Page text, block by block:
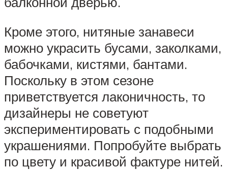
Кроме этого, нитяные занавеси
можно украсить бусами, заколками,
бабочками, кистями, бантами.
Поскольку в этом сезоне
приветствуется лаконичность, то
дизайнеры не советуют
экспериментировать с подобными
украшениями. Попробуйте выбрать
по цвету и красивой фактуре нитей.